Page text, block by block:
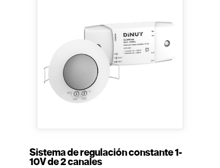
Sistema de regulación constante 1-
10V de 2 canales